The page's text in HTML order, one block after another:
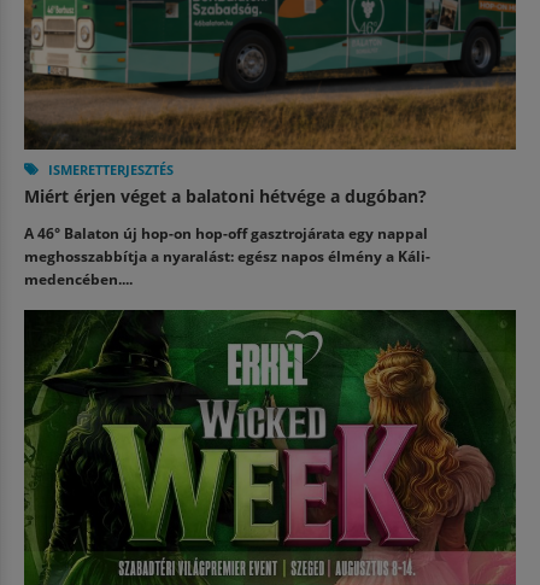
ISMERETTERJESZTÉS
Miért érjen véget a balatoni hétvége a dugóban?
A 46° Balaton új hop-on hop-off gasztrojárata egy nappal
meghosszabbítja a nyaralást: egész napos élmény a Káli-
medencében....